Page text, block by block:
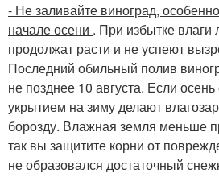
- Не заливайте виноград,
начале осени . При избытке влаги
продолжат расти и не успеют
Последний обильный полив
не позднее 10 августа. Если
укрытием на зиму делают
борозду. Влажная земля меньше
так вы защитите корни от
не образовался достаточный